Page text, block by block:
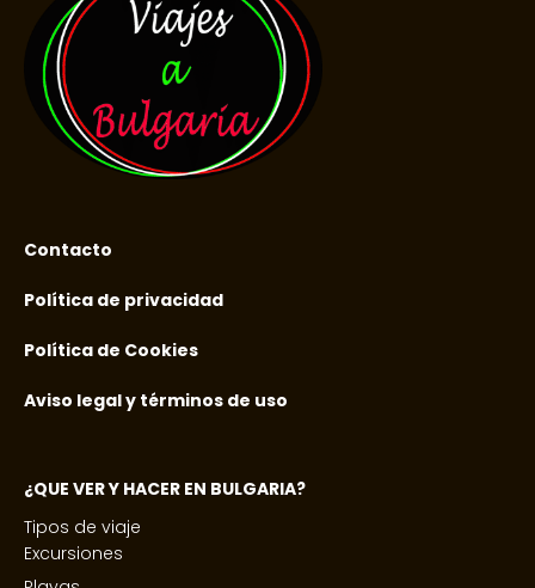
Contacto
Política de privacidad
Política de Cookies
Aviso legal y términos de uso
¿QUE VER Y HACER EN BULGARIA?
Tipos de viaje
Excursiones